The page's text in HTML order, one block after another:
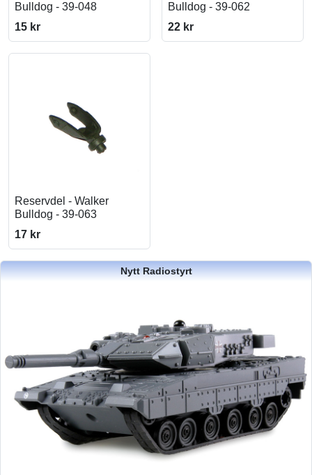
Bulldog - 39-048
15 kr
Bulldog - 39-062
22 kr
Reservdel - Walker
Bulldog - 39-063
17 kr
Nytt Radiostyrt